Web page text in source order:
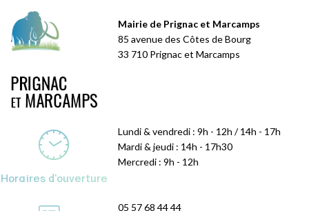
Mairie de Prignac et Marcamps
85 avenue des Côtes de Bourg
33 710 Prignac et Marcamps
Horaires d'ouverture
Lundi & vendredi : 9h - 12h / 14h - 17h
Mardi & jeudi : 14h - 17h30
Mercredi : 9h - 12h
05 57 68 44 44